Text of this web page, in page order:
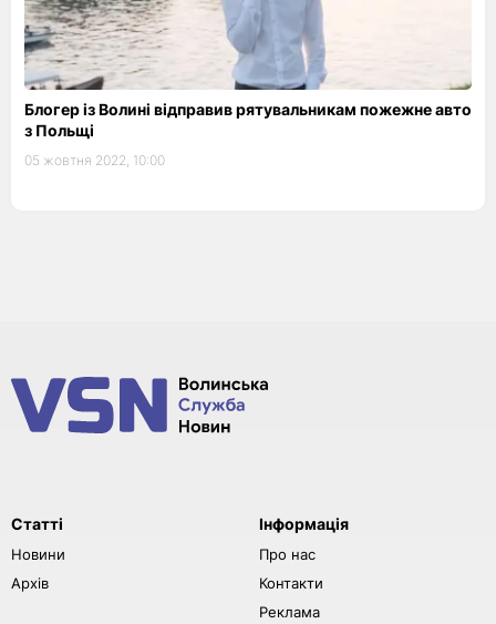
Блогер із Волині відправив рятувальникам пожежне авто
з Польщі
05 жовтня 2022, 10:00
Статті
Новини
Архів
Інформація
Про нас
Контакти
Реклама